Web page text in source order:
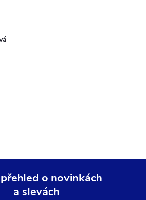
o novinkách
a slevách